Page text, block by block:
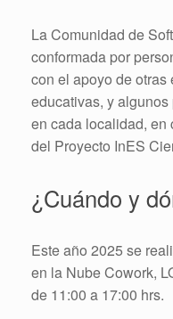
La Comunidad de
conformada por
con el apoyo de
educativas, y
en cada localidad, en
del Proyecto InES
¿Cuándo y
Este año 2025 se
en la Nube Cowork,
de 11:00 a 17:00 hrs.